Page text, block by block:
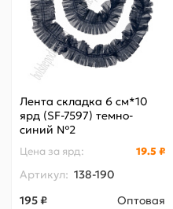
Лента складка 6 см*10
ярд (SF-7597) темно-
синий №2
Цена за ярд: 19.5 ₽
Артикул: 138-190
195 ₽
Оптовая